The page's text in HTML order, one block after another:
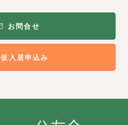
お問合せ
仮入居申込み